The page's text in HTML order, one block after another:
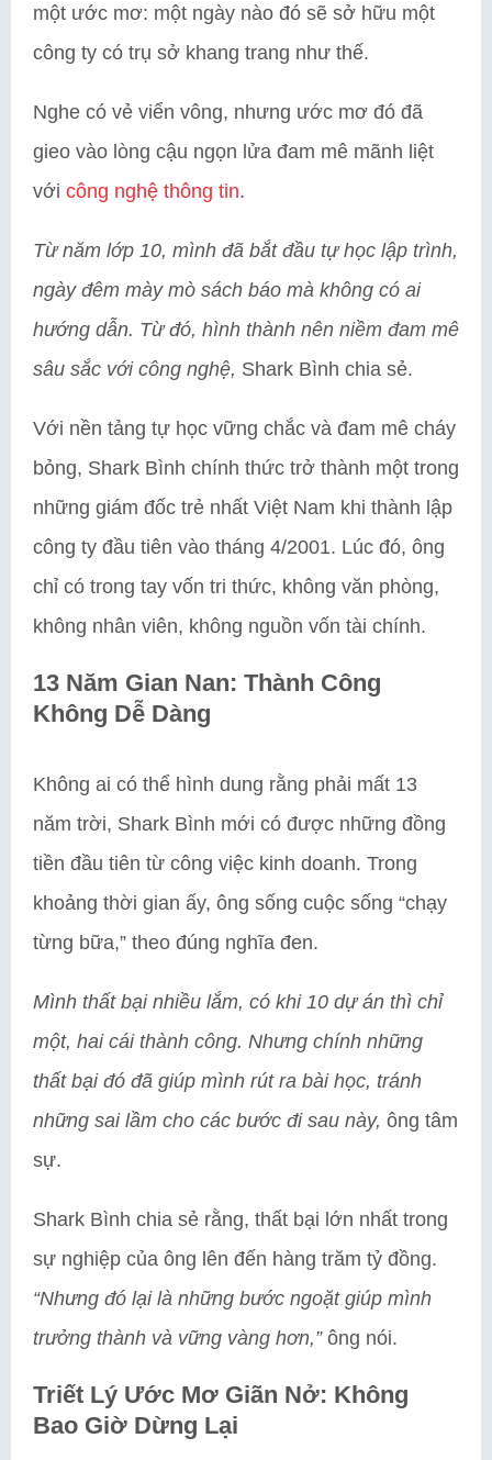
một ước mơ: một ngày nào đó sẽ sở hữu một
công ty có trụ sở khang trang như thế.
Nghe có vẻ viển vông, nhưng ước mơ đó đã
gieo vào lòng cậu ngọn lửa đam mê mãnh liệt
với công nghệ thông tin.
Từ năm lớp 10, mình đã bắt đầu tự học lập trình,
ngày đêm mày mò sách báo mà không có ai
hướng dẫn. Từ đó, hình thành nên niềm đam mê
sâu sắc với công nghệ, Shark Bình chia sẻ.
Với nền tảng tự học vững chắc và đam mê cháy
bỏng, Shark Bình chính thức trở thành một trong
những giám đốc trẻ nhất Việt Nam khi thành lập
công ty đầu tiên vào tháng 4/2001. Lúc đó, ông
chỉ có trong tay vốn tri thức, không văn phòng,
không nhân viên, không nguồn vốn tài chính.
13 Năm Gian Nan: Thành Công
Không Dễ Dàng
Không ai có thể hình dung rằng phải mất 13
năm trời, Shark Bình mới có được những đồng
tiền đầu tiên từ công việc kinh doanh. Trong
khoảng thời gian ấy, ông sống cuộc sống “chạy
từng bữa,” theo đúng nghĩa đen.
Mình thất bại nhiều lắm, có khi 10 dự án thì chỉ
một, hai cái thành công. Nhưng chính những
thất bại đó đã giúp mình rút ra bài học, tránh
những sai lầm cho các bước đi sau này, ông tâm
sự.
Shark Bình chia sẻ rằng, thất bại lớn nhất trong
sự nghiệp của ông lên đến hàng trăm tỷ đồng.
“Nhưng đó lại là những bước ngoặt giúp mình
trưởng thành và vững vàng hơn,”ông nói.
Triết Lý Ước Mơ Giãn Nở: Không
Bao Giờ Dừng Lại